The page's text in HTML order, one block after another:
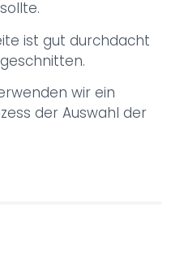
ist gut durchdacht
wir ein
der Auswahl der